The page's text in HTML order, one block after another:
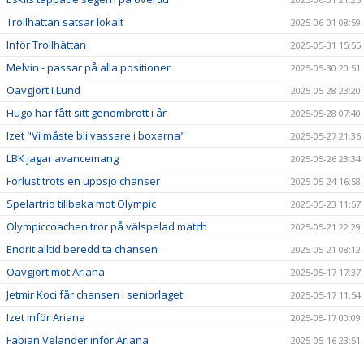
Trollhättan satsar lokalt 2025-06-01 08:59
Inför Trollhättan 2025-05-31 15:55
Melvin - passar på alla positioner 2025-05-30 20:51
Oavgjort i Lund 2025-05-28 23:20
Hugo har fått sitt genombrott i år 2025-05-28 07:40
Izet "Vi måste bli vassare i boxarna" 2025-05-27 21:36
LBK jagar avancemang 2025-05-26 23:34
Förlust trots en uppsjö chanser 2025-05-24 16:58
Spelartrio tillbaka mot Olympic 2025-05-23 11:57
Olympiccoachen tror på välspelad match 2025-05-21 22:29
Endrit alltid beredd ta chansen 2025-05-21 08:12
Oavgjort mot Ariana 2025-05-17 17:37
Jetmir Koci får chansen i seniorlaget 2025-05-17 11:54
Izet inför Ariana 2025-05-17 00:09
Fabian Velander inför Ariana 2025-05-16 23:51